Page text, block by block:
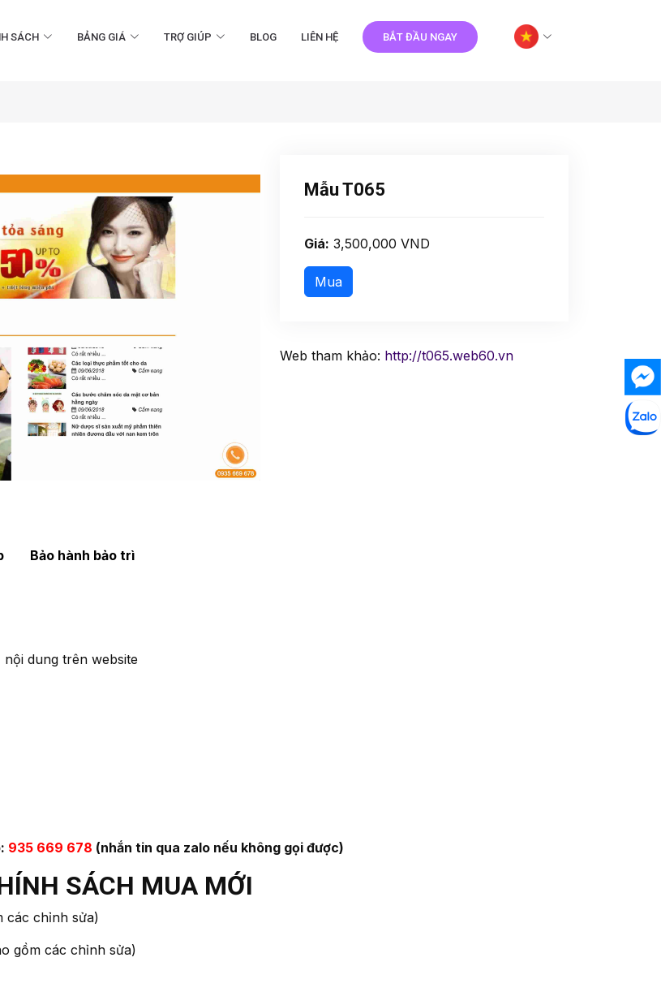
SÁCH BẢNG GIÁ TRỢ GIÚP BLOG LIÊN HỆ BẮT ĐẦU NGAY
Mẫu T065
Giá: 3,500,000 VND
Web tham khảo: http://t065.web60.vn
Bảo hành bảo trì
dung trên website
935 669 678 (nhắn tin qua zalo nếu không gọi được)
SÁCH MUA MỚI
các chỉnh sửa)
gồm các chỉnh sửa)